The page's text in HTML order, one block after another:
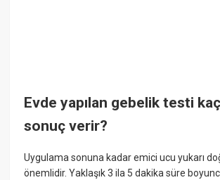
Evde yapılan gebelik testi
sonuç verir?
Uygulama sonuna kadar emici ucu yukarı
önemlidir. Yaklaşık 3 ila 5 dakika süre